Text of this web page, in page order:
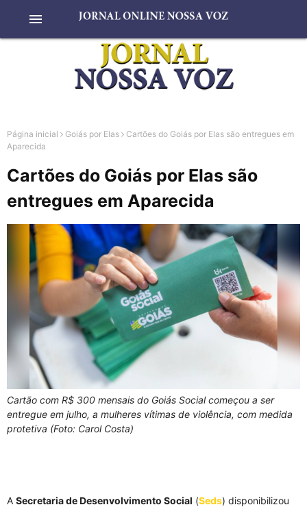
menu
Página inicial Goiás por Elas
Cartões do Goiás por Elas são entregues em
Aparecida
Cartões do Goiás por Elas são
entregues em Aparecida
Cartão com R$ 300 mensais do Goiás Social começou a ser
entregue em julho, a mulheres vítimas de violência, com medida
protetiva (Foto: Carol Costa)
A Secretaria de Desenvolvimento Social (Seds) disponibilizou